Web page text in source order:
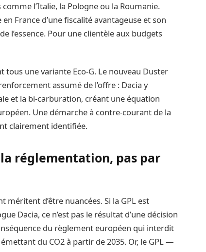
l’Italie, la Pologne ou la Roumanie.
France d’une fiscalité avantageuse et son
l’essence. Pour une clientèle aux budgets
tous une variante Eco-G. Le nouveau Duster
assumé de l’offre : Dacia y
et la bi-carburation, créant une équation
Une démarche à contre-courant de la
clairement identifiée.
réglementation, pas par
méritent d’être nuancées. Si la GPL est
Dacia, ce n’est pas le résultat d’une décision
du règlement européen qui interdit
du CO2 à partir de 2035. Or, le GPL —